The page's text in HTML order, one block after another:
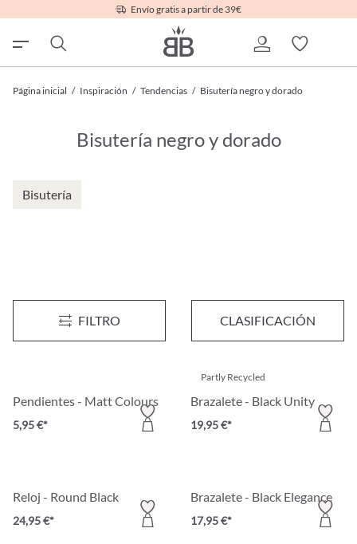
Envío gratis a partir de 39€
Página inicial / Inspiración / Tendencias / Bisutería negro y dorado
Bisutería negro y dorado
Bisutería
FILTRO CLASIFICACIÓN
Anillo - Black Goldie Pendientes - Soft Circle
6,95 €*
Pendientes - Matt Colours
5,95 €*
Partly Recycled
Brazalete - Black Unity
19,95 €*
Reloj - Round Black
24,95 €*
Brazalete - Black Elegance
17,95 €*